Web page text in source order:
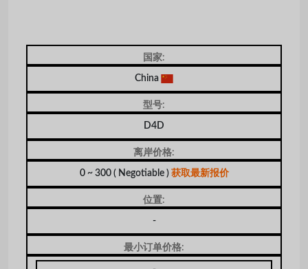
国家:
China
型号:
D4D
离岸价格:
0 ~ 300 ( Negotiable ) 获取最新报价
位置:
-
最小订单价格: